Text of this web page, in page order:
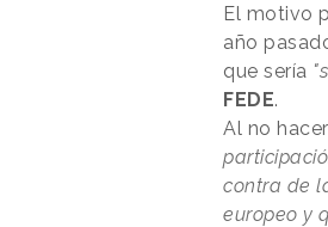
El motivo
año
que sería
FEDE.
Al no
contra de
europeo y